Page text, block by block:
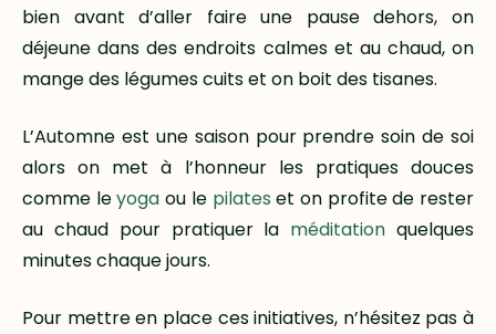
bien avant d’aller faire une pause dehors, on
déjeune dans des endroits calmes et au chaud, on
mange des légumes cuits et on boit des tisanes.
L’Automne est une saison pour prendre soin de soi
alors on met à l’honneur les pratiques douces
comme leyoga ou le pilates et on profite de rester
au chaud pour pratiquer la méditation quelques
minutes chaque jours.
Pour mettre en place ces initiatives, n’hésitez pas à